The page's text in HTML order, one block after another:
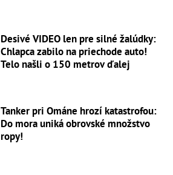
Desivé VIDEO len pre silné žalúdky:
Chlapca zabilo na priechode auto!
Telo našli o 150 metrov ďalej
Tanker pri Ománe hrozí katastrofou:
Do mora uniká obrovské množstvo
ropy!